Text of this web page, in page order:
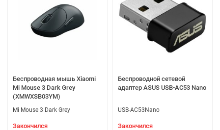
Беспроводная мышь Xiaomi
Mi Mouse 3 Dark Grey
(XMWXSB03YM)
Mi Mouse 3 Dark Grey
Закончился
Беспроводной сетевой
адаптер ASUS USB-AC53 Nano
USB-AC53Nano
Закончился